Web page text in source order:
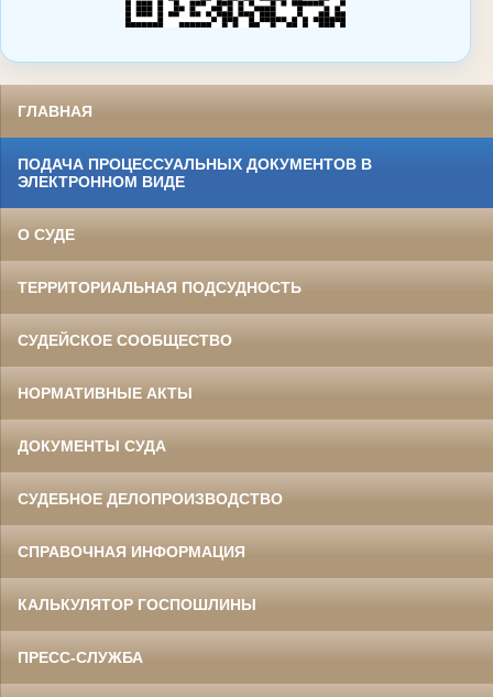
ГЛАВНАЯ
ПОДАЧА ПРОЦЕССУАЛЬНЫХ ДОКУМЕНТОВ В
ЭЛЕКТРОННОМ ВИДЕ
О СУДЕ
ТЕРРИТОРИАЛЬНАЯ ПОДСУДНОСТЬ
СУДЕЙСКОЕ СООБЩЕСТВО
НОРМАТИВНЫЕ АКТЫ
ДОКУМЕНТЫ СУДА
СУДЕБНОЕ ДЕЛОПРОИЗВОДСТВО
СПРАВОЧНАЯ ИНФОРМАЦИЯ
КАЛЬКУЛЯТОР ГОСПОШЛИНЫ
ПРЕСС-СЛУЖБА